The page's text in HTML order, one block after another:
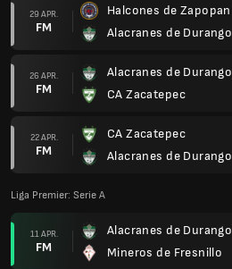
29 APR.
FM
Halcones de Zapopan
Alacranes de Durango
26 APR.
FM
Alacranes de Durango
CA Zacatepec
22 APR.
FM
CA Zacatepec
Alacranes de Durango
Liga Premier: Serie A
11 APR.
FM
Alacranes de Durango
Mineros de Fresnillo